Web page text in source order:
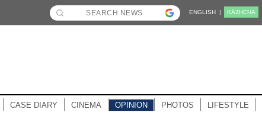
ENGLISH | KĀZHCHA
CASE DIARY CINEMA OPINION PHOTOS LIFESTYLE